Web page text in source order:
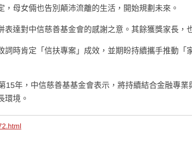
母女倆也告別顛沛流離的生活，開始規劃未來。
達對中信慈善基金會的感謝之意。其餘獲獎家長，
時肯定「信扶專案」成效，並期盼持續攜手推動「
15年，中信慈善基基金會表示，將持續結合金融專業
環境。